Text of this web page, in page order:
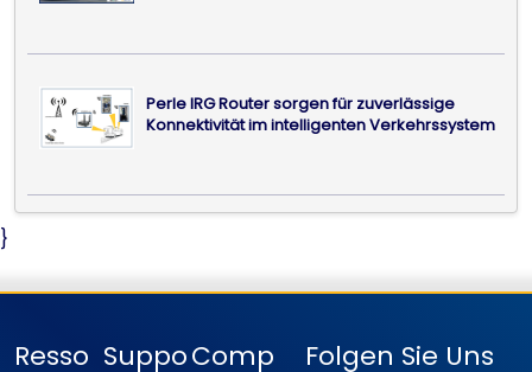
Perle IRG Router sorgen für zuverlässige
Konnektivität im intelligenten Verkehrssystem
}
Resso SuppoComp
Folgen Sie Uns